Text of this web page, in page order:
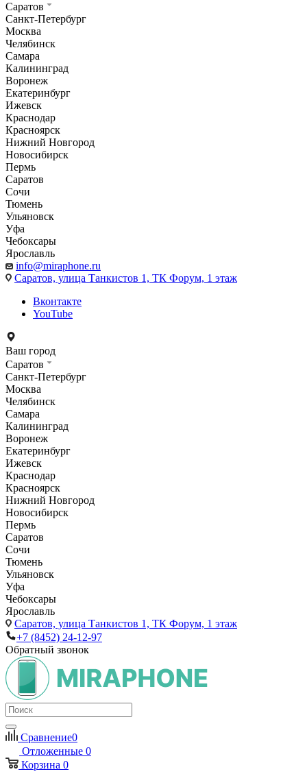
Саратов
Санкт-Петербург
Москва
Челябинск
Самара
Калининград
Воронеж
Екатеринбург
Ижевск
Краснодар
Красноярск
Нижний Новгород
Новосибирск
Пермь
Саратов
Сочи
Тюмень
Ульяновск
Уфа
Чебоксары
Ярославль
info@miraphone.ru
Саратов, улица Танкистов 1, ТК Форум, 1 этаж
Вконтакте
YouTube
Ваш город
Саратов
Санкт-Петербург
Москва
Челябинск
Самара
Калининград
Воронеж
Екатеринбург
Ижевск
Краснодар
Красноярск
Нижний Новгород
Новосибирск
Пермь
Саратов
Сочи
Тюмень
Ульяновск
Уфа
Чебоксары
Ярославль
Саратов, улица Танкистов 1, ТК Форум, 1 этаж
+7 (8452) 24-12-97
Обратный звонок
Сравнение0
Отложенные 0
Корзина 0